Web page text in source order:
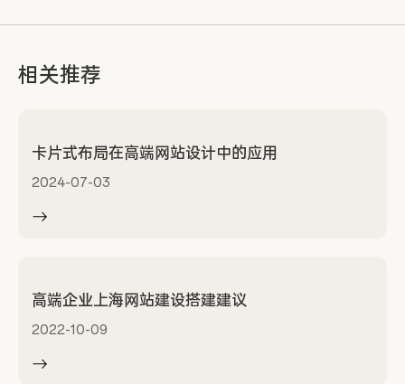
相关推荐
卡片式布局在高端网站设计中的应用
2024-07-03
高端企业上海网站建设搭建建议
2022-10-09